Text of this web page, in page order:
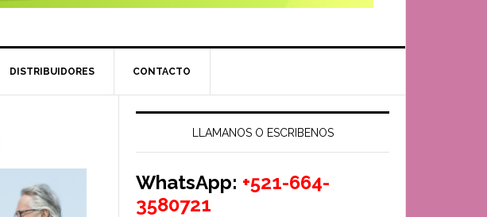
DISTRIBUIDORES CONTACTO
LLAMANOS O ESCRIBENOS
WhatsApp: +521-664-
3580721